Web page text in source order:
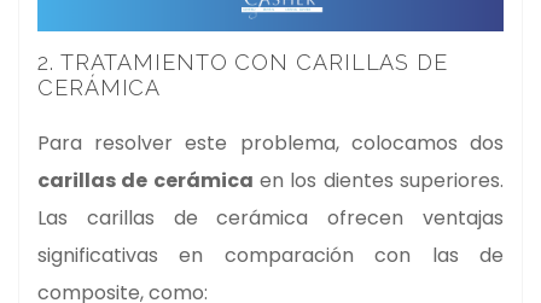
2. TRATAMIENTO CON CARILLAS DE
CERÁMICA
Para resolver este problema, colocamos dos
carillas de cerámica en los dientes superiores.
Las carillas de cerámica ofrecen ventajas
significativas en comparación con las de
composite, como: